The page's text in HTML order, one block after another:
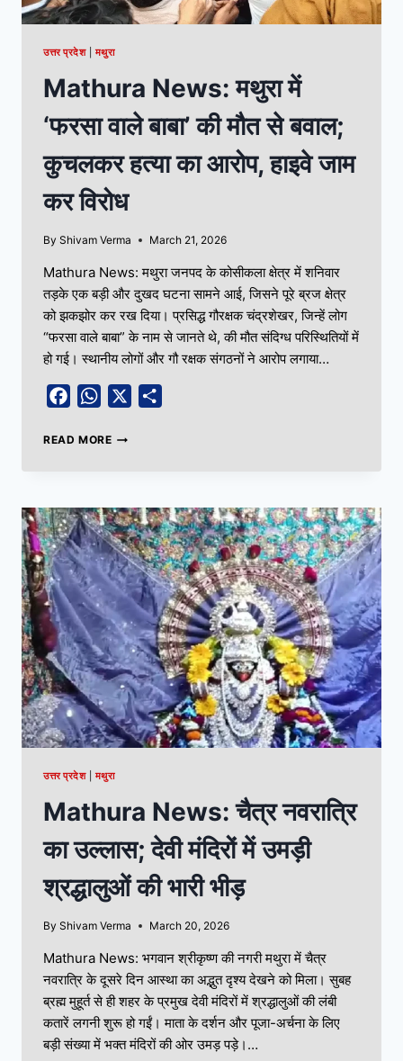
उत्तर प्रदेश|मथुरा
Mathura News: मथुरा में
‘फरसा वाले बाबा’ की मौत से बवाल;
कुचलकर हत्या का आरोप, हाइवे जाम
कर विरोध
By Shivam Verma March 21, 2026
Mathura News: मथुरा जनपद के कोसीकला क्षेत्र में शनिवार
तड़के एक बड़ी और दुखद घटना सामने आई, जिसने पूरे ब्रज क्षेत्र
को झकझोर कर रख दिया। प्रसिद्ध गौरक्षक चंद्रशेखर, जिन्हें लोग
“फरसा वाले बाबा” के नाम से जानते थे, की मौत संदिग्ध परिस्थितियों में
हो गई। स्थानीय लोगों और गौ रक्षक संगठनों ने आरोप लगाया…
FacebookWhatsApp
READ MORE
उत्तर प्रदेश|मथुरा
Mathura News: चैत्र नवरात्रि
का उल्लास; देवी मंदिरों में उमड़ी
श्रद्धालुओं की भारी भीड़
By Shivam Verma March 20, 2026
Mathura News: भगवान श्रीकृष्ण की नगरी मथुरा में चैत्र
नवरात्रि के दूसरे दिन आस्था का अद्भुत दृश्य देखने को मिला। सुबह
ब्रह्म मुहूर्त से ही शहर के प्रमुख देवी मंदिरों में श्रद्धालुओं की लंबी
कतारें लगनी शुरू हो गईं। माता के दर्शन और पूजा-अर्चना के लिए
बड़ी संख्या में भक्त मंदिरों की ओर उमड़ पड़े।…